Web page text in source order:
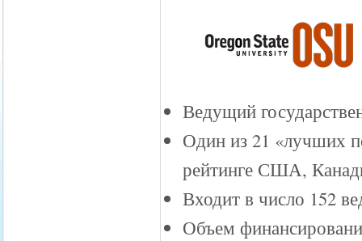
Ведущий
Один из 21 «лучших
рейтинге США,
Входит в число 152
Объем